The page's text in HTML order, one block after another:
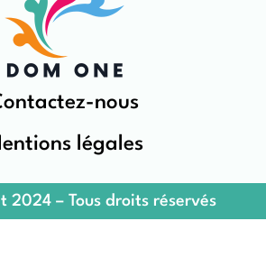
nous
légales
– Tous droits réservés